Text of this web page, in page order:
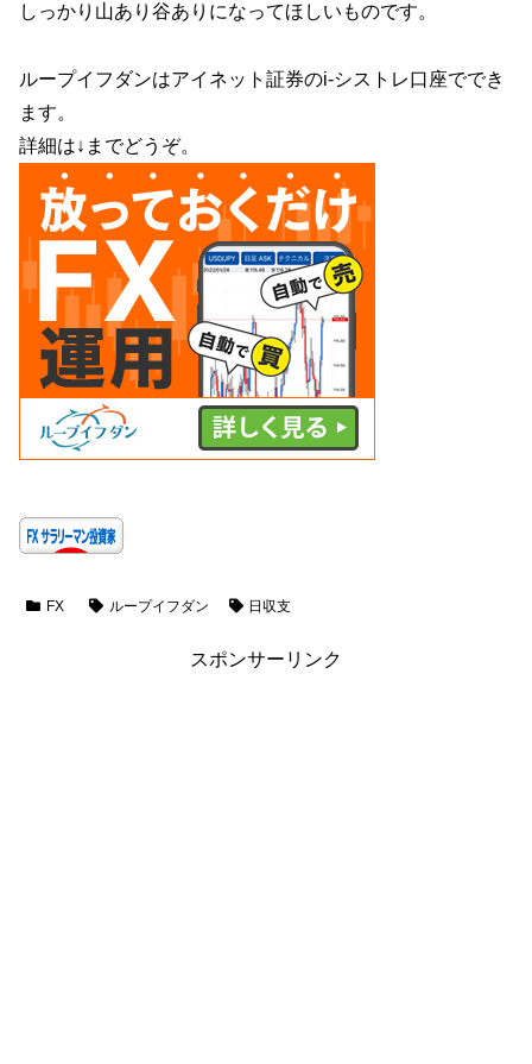
しっかり山あり谷ありになってほしいものです。
ループイフダンはアイネット証券のi-シストレ口座ででき
ます。
詳細は↓までどうぞ。
FX ループイフダン 日収支
スポンサーリンク